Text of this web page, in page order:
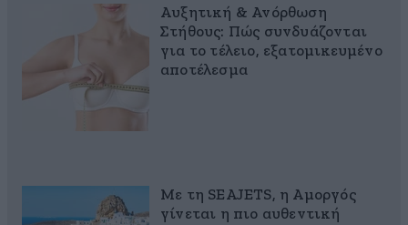
Αυξητική & Ανόρθωση
Στήθους: Πώς συνδυάζονται
για το τέλειο, εξατομικευμένο
αποτέλεσμα
Με τη SEAJETS, η Αμοργός
γίνεται η πιο αυθεντική